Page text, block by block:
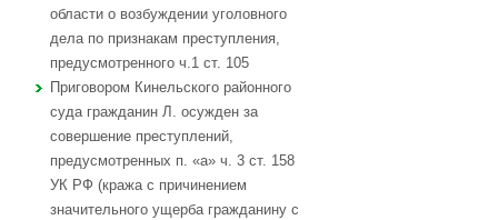
области о возбуждении уголовного
дела по признакам преступления,
предусмотренного ч.1 ст. 105
Приговором Кинельского районного
суда гражданин Л. осужден за
совершение преступлений,
предусмотренных п. «а» ч. 3 ст. 158
УК РФ (кража с причинением
значительного ущерба гражданину с